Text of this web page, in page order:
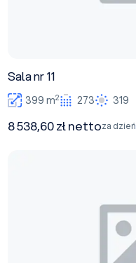
Sala nr 11
399 m2 273 319
8 538,60 zł nettoza dzień